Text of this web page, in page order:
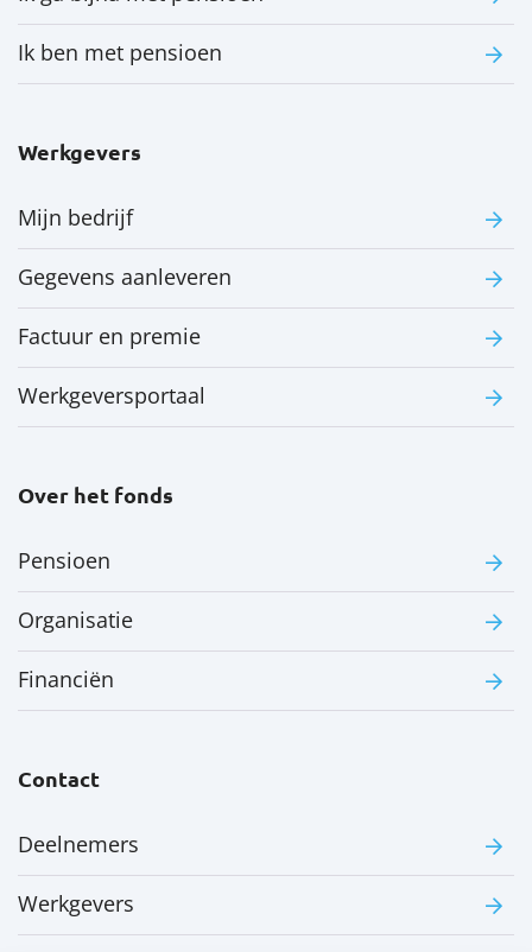
Ik ben met pensioen
Werkgevers
Mijn bedrijf
Gegevens aanleveren
Factuur en premie
Werkgeversportaal
Over het fonds
Pensioen
Organisatie
Financiën
Contact
Deelnemers
Werkgevers